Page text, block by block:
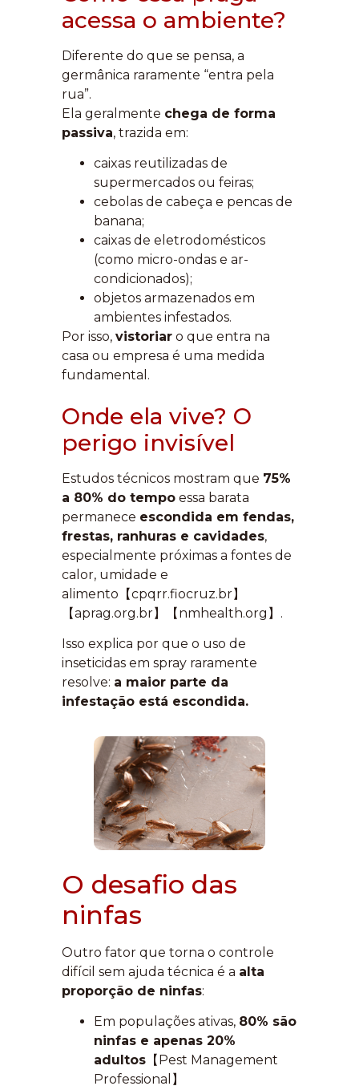
acessa o ambiente?
Diferente do que se pensa, a
germânica raramente “entra pela
rua”.
Ela geralmente chega de forma
passiva, trazida em:
caixas reutilizadas de
supermercados ou feiras;
cebolas de cabeça e pencas de
banana;
caixas de eletrodomésticos
(como micro-ondas e ar-
condicionados);
objetos armazenados em
ambientes infestados.
Por isso,vistoriar o que entra na
casa ou empresa é uma medida
fundamental.
Onde ela vive? O
perigo invisível
Estudos técnicos mostram que 75%
a 80% do tempo essa barata
permanece escondida em fendas,
frestas, ranhuras e cavidades,
especialmente próximas a fontes de
calor, umidade e
alimento【cpqrr.fiocruz.br】
【aprag.org.br】【nmhealth.org】.
Isso explica por que o uso de
inseticidas em spray raramente
resolve: a maior parte da
infestação está escondida.
O desafio das
ninfas
Outro fator que torna o controle
difícil sem ajuda técnica é a alta
proporção de ninfas:
Em populações ativas, 80% são
ninfas e apenas 20%
adultos 【Pest Management
Professional】